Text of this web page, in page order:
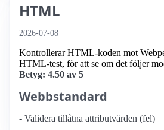
HTML
2026-07-08
Kontrollerar HTML-koden mot
HTML-test, för att se om det följer
Betyg: 4.50 av 5
Webbstandard
- Validera tillåtna attributvärden (fel)